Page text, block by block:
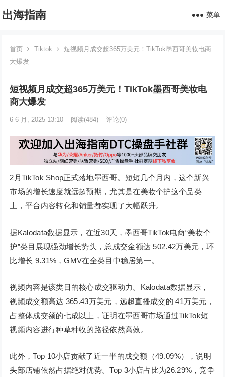
出海指南 菜单
首页 Tiktok
短视频月成交超365万美元！TikTok墨西哥美妆电商
大爆发
短视频月成交超365万美元！TikTok墨西哥美妆电
商大爆发
6 6 月, 2025 13:10 阅读(484) 评论(0)
2月TikTok Shop正式落地墨西哥。短短几个月内，这个新兴
市场的增长速度就远超预期，尤其是在美妆个护这个品类
上，平台内容转化和销量都实现了大幅跃升。
据Kalodata数据显示，在近30天，墨西哥TikTok电商“美妆个
护”类目展现强劲增长势头，总成交金额达 502.42万美元，环
比增长 9.31%，GMV在全类目中稳居第一。
视频内容是该类目的核心成交驱动力。Kalodata数据显示，
视频成交额高达 365.43万美元，远超直播成交的 41万美元，
占整体成交额的七成以上，证明在墨西哥市场通过TikTok短
视频内容进行种草种收的路径依然高效。
此外，Top 10小店贡献了近一半的成交额（49.09%），说明
头部店铺依然占据绝对优势。Top 3小店占比为26.29%，竞争